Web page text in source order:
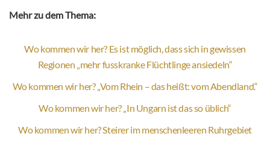
Mehr zu dem Thema:
Wo kommen wir her? Es ist möglich, dass sich in gewissen
Regionen „mehr fusskranke Flüchtlinge ansiedeln“
Wo kommen wir her? „Vom Rhein – das heißt: vom Abendland.“
Wo kommen wir her? „In Ungarn ist das so üblich“
Wo kommen wir her? Steirer im menschenleeren Ruhrgebiet